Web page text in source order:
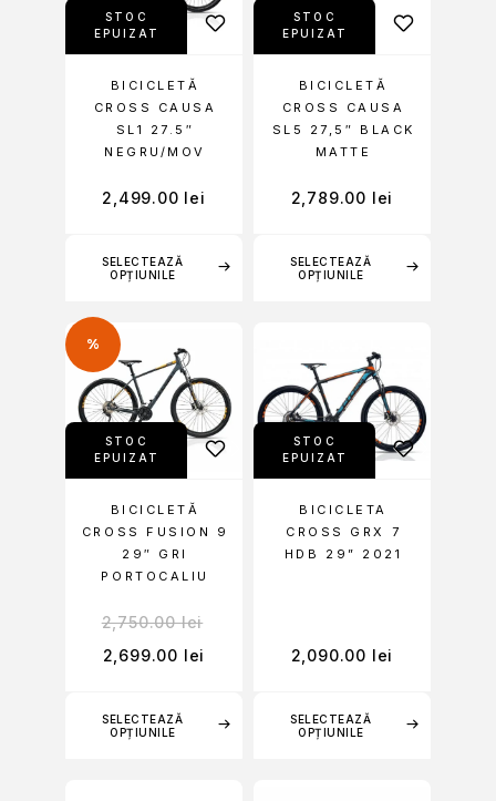
STOC
EPUIZAT
SELECTEAZĂ
OPȚIUNILE
BICICLETĂ
CROSS CAUSA
SL1 27.5″
NEGRU/MOV
2,499.00 lei
STOC
EPUIZAT
SELECTEAZĂ
OPȚIUNILE
BICICLETĂ
CROSS CAUSA
SL5 27,5″ BLACK
MATTE
2,789.00 lei
%
STOC
EPUIZAT
SELECTEAZĂ
OPȚIUNILE
BICICLETĂ
CROSS FUSION 9
29″ GRI
PORTOCALIU
2,750.00lei
2,699.00 lei
STOC
EPUIZAT
SELECTEAZĂ
OPȚIUNILE
BICICLETA
CROSS GRX 7
HDB 29” 2021
2,090.00 lei